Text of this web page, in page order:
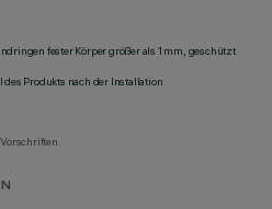
fester Körper größer als 1 mm, geschützt
Produkts nach der Installation